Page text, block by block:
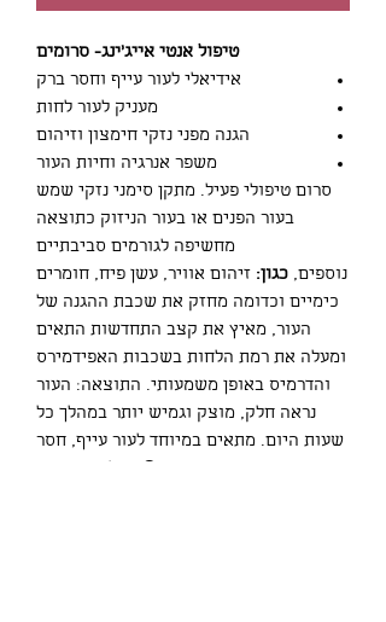
טיפול אנטי אייג'ינג- סרומים
אידיאלי לעור עייף וחסר ברק
מעניק לעור לחות
הגנה מפני נזקי חימצון וזיהום
משפר אנרגיה וחיות העור
סרום טיפולי פעיל. מתקן סימני נזקי שמש
בעור הפנים או בעור הניזוק כתוצאה
מחשיפה לגורמים סביבתיים
נוספים, כגון: זיהום אוויר, עשן פיח, חומרים
כימיים וכדומה מחזק את שכבת ההגנה של
העור, מאיץ את קצב התחדשות התאים
ומעלה את רמת הלחות בשכבות האפידמירס
והדרמיס באופן משמעותי. התוצאה: העור
נראה חלק, מוצק וגמיש יותר במהלך כל
שעות היום. מתאים במיוחד לעור עייף, חסר